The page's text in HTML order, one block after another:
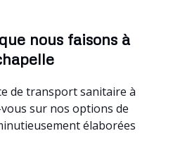
nous faisons à
de transport sanitaire à
sur nos options de
élaborées